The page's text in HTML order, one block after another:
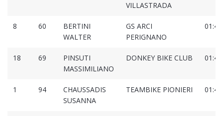
VILLASTRADA
8 60
BERTINI
WALTER
GS ARCI
PERIGNANO
18 69
PINSUTI
MASSIMILIANO
DONKEY BIKE CLUB
1 94
CHAUSSADIS
SUSANNA
TEAMBIKE PIONIERI